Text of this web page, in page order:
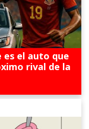
es el auto que
rival de la